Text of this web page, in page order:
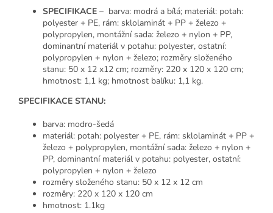
SPECIFIKACE – barva: modrá a bílá; materiál: potah:
polyester + PE, rám: sklolaminát + PP + železo +
polypropylen, montážní sada: železo + nylon + PP,
dominantní materiál v potahu: polyester, ostatní:
polypropylen + nylon + železo; rozměry složeného
stanu: 50 x 12 x12 cm; rozměry: 220 x 120 x 120 cm;
hmotnost: 1,1 kg; hmotnost balíku: 1,1 kg.
SPECIFIKACE STANU:
barva: modro-šedá
materiál: potah: polyester + PE, rám: sklolaminát + PP +
železo + polypropylen, montážní sada: železo + nylon +
PP, dominantní materiál v potahu: polyester, ostatní:
polypropylen + nylon + železo
rozměry složeného stanu: 50 x 12 x 12 cm
rozměry: 220 x 120 x 120 cm
hmotnost: 1.1kg